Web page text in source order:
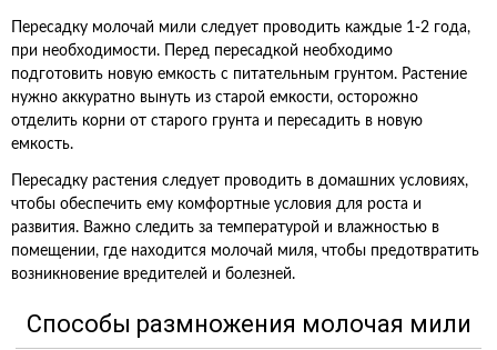
Пересадку молочай мили следует проводить каждые 1-2 года,
при необходимости. Перед пересадкой необходимо
подготовить новую емкость с питательным грунтом. Растение
нужно аккуратно вынуть из старой емкости, осторожно
отделить корни от старого грунта и пересадить в новую
емкость.
Пересадку растения следует проводить в домашних условиях,
чтобы обеспечить ему комфортные условия для роста и
развития. Важно следить за температурой и влажностью в
помещении, где находится молочай миля, чтобы предотвратить
возникновение вредителей и болезней.
Способы размножения молочая мили